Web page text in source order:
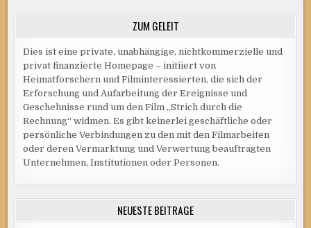
ZUM GELEIT
Dies ist eine private, unabhängige, nichtkommerzielle und
privat finanzierte Homepage – initiiert von
Heimatforschern und Filminteressierten, die sich der
Erforschung und Aufarbeitung der Ereignisse und
Geschehnisse rund um den Film „Strich durch die
Rechnung“ widmen. Es gibt keinerlei geschäftliche oder
persönliche Verbindungen zu den mit den Filmarbeiten
oder deren Vermarktung und Verwertung beauftragten
Unternehmen, Institutionen oder Personen.
NEUESTE BEITRÄGE